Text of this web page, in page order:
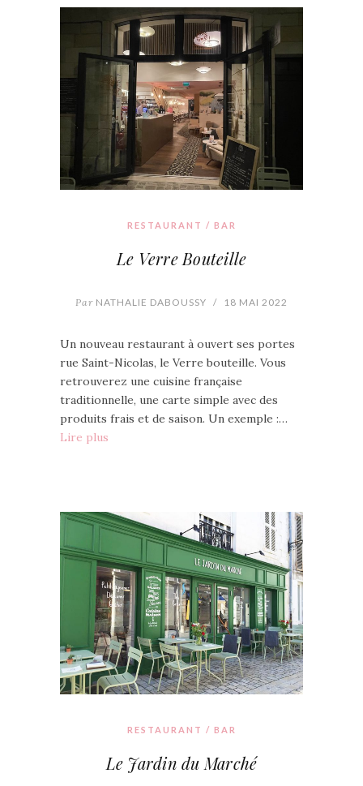
RESTAURANT / BAR
Le Verre Bouteille
Par NATHALIE DABOUSSY / 18 MAI 2022
Un nouveau restaurant à ouvert ses portes
rue Saint-Nicolas, le Verre bouteille. Vous
retrouverez une cuisine française
traditionnelle, une carte simple avec des
produits frais et de saison. Un exemple :…
Lire plus
RESTAURANT / BAR
Le Jardin du Marché